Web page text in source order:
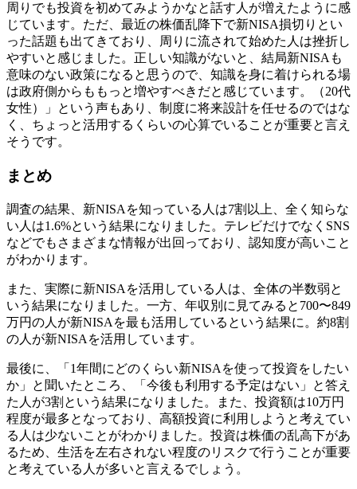
周りでも投資を初めてみようかなと話す人が増えたように感
じています。ただ、最近の株価乱降下で新NISA損切りとい
った話題も出てきており、周りに流されて始めた人は挫折し
やすいと感じました。正しい知識がないと、結局新NISAも
意味のない政策になると思うので、知識を身に着けられる場
は政府側からももっと増やすべきだと感じています。（20代
女性）」という声もあり、制度に将来設計を任せるのではな
く、ちょっと活用するくらいの心算でいることが重要と言え
そうです。
まとめ
調査の結果、新NISAを知っている人は7割以上、全く知らな
い人は1.6%という結果になりました。テレビだけでなくSNS
などでもさまざまな情報が出回っており、認知度が高いこと
がわかります。
また、実際に新NISAを活用している人は、全体の半数弱と
いう結果になりました。一方、年収別に見てみると700〜849
万円の人が新NISAを最も活用しているという結果に。約8割
の人が新NISAを活用しています。
最後に、「1年間にどのくらい新NISAを使って投資をしたい
か」と聞いたところ、「今後も利用する予定はない」と答え
た人が3割という結果になりました。また、投資額は10万円
程度が最多となっており、高額投資に利用しようと考えてい
る人は少ないことがわかりました。投資は株価の乱高下があ
るため、生活を左右されない程度のリスクで行うことが重要
と考えている人が多いと言えるでしょう。